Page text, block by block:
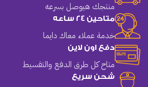
منتجك هيوصل بسرعه
متاحين 24 ساعه
خدمة عملاء معاك دايما
دفع اون لاين
متاح كل طرق الدفع والتقسيط
شحن سريع